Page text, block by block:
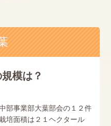
模は？
部事業部大葉部会の１２件
培面積は２１ヘクタール